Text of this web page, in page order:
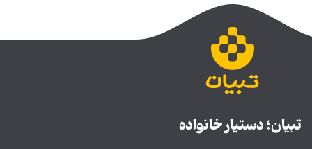
تبیان؛ دستیار خانواده